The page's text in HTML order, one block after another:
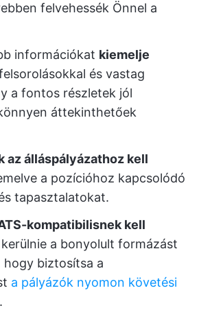
felvehessék Önnel a
információkat kiemelje
és vastag
a fontos részletek jól
áttekinthetőek
az álláspályázathoz kell
a pozícióhoz kapcsolódó
tapasztalatokat.
kompatibilisnek kell
kerülnie a bonyolult formázást
hogy biztosítsa a
a pályázók nyomon követési
.